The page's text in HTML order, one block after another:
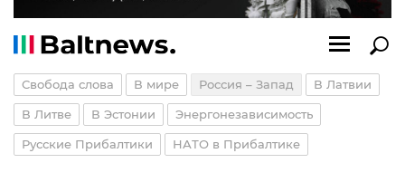
Свобода слова В мире Россия – Запад В Латвии
В Литве В Эстонии Энергонезависимость
Русские Прибалтики НАТО в Прибалтике